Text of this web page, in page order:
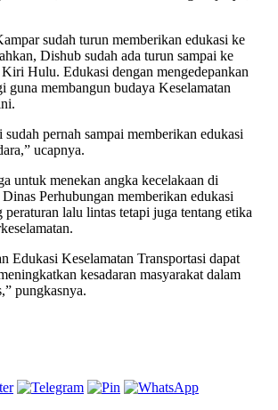
sudah turun memberikan edukasi ke
Dishub sudah ada turun sampai ke
Hulu. Edukasi dengan mengedepankan
guna membangun budaya Keselamatan
pernah sampai memberikan edukasi
ucapnya.
untuk menekan angka kecelakaan di
Perhubungan memberikan edukasi
peraturan lalu lintas tetapi juga tentang etika
Edukasi Keselamatan Transportasi dapat
kesadaran masyarakat dalam
pungkasnya.